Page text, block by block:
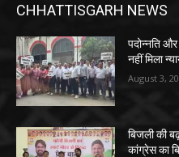
CHHATTISGARH NEWS
पदोन्नति
नहीं मिला
August 3,
बिजली की
कांग्रेस का